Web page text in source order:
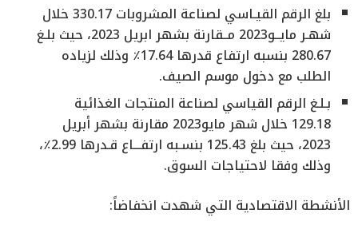
بلغ الرقم القيـاسي لصناعة المشروبات 330.17 خلال
شهـر مايــو2023 مــقارنة بشهر ابريل 2023، حيث بلـغ
280.67 بنسبه ارتفاع قدرها 17.64٪ وذلك لزياده
الطلب مع دخول موسم الصيف.
بـلـغ الرقم القياسي لصناعة المنتجات الغذائية
129.18 خلال شهر مايو2023 مقارنة بشهر أبريل
2023، حيث بلغ 125.43 بنسـبه ارتفـــاع قـدرها 2.99٪،
وذلك وفقا لاحتياجات السوق.
الأنشطة الاقتصادية التي شهدت انخفاضاً: